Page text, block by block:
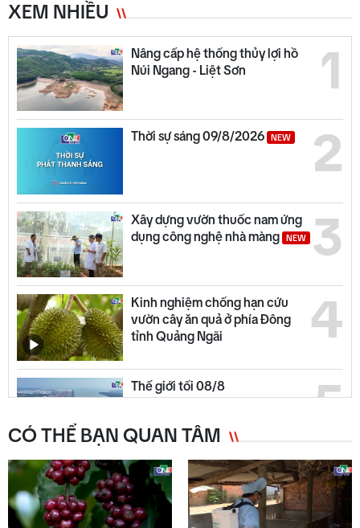
XEM NHIỀU
1
Nâng cấp hệ thống thủy lợi hồ
Núi Ngang - Liệt Sơn
2
Thời sự sáng 09/8/2026 NEW
3
Xây dựng vườn thuốc nam ứng
dụng công nghệ nhà màng
NEW
4
Kinh nghiệm chống hạn cứu
vườn cây ăn quả ở phía Đông
tỉnh Quảng Ngãi
5
Thế giới tối 08/8
6
Đại biểu Đinh Thị Hồng Minh
góp ý dự án Luật Dầu khí (sửa
đổi)
CÓ THỂ BẠN QUAN TÂM